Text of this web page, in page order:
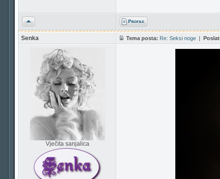
Vrh
Senka Tema posta: Re: Seksi noge |
Vječita sanjalica